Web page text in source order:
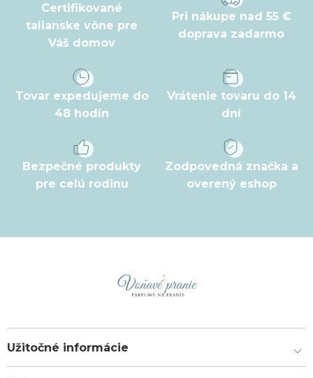
Certifikované
talianske vône pre
Váš domov
Pri nákupe nad 55 €
doprava zadarmo
Tovar expedujeme do
48 hodín
Vrátenie tovaru do 14
dní
Bezpečné produkty
pre celú rodinu
Zodpovedná značka a
overený eshop
Užitočné informácie